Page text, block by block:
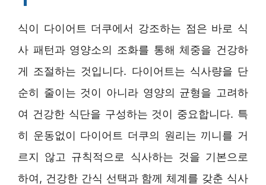
식이 다이어트 더쿠에서 강조하는 점은 바로 식
사 패턴과 영양소의 조화를 통해 체중을 건강하
게 조절하는 것입니다. 다이어트는 식사량을 단
순히 줄이는 것이 아니라 영양의 균형을 고려하
여 건강한 식단을 구성하는 것이 중요합니다. 특
히 운동없이 다이어트 더쿠의 원리는 끼니를 거
르지 않고 규칙적으로 식사하는 것을 기본으로
하여, 건강한 간식 선택과 함께 체계를 갖춘 식사